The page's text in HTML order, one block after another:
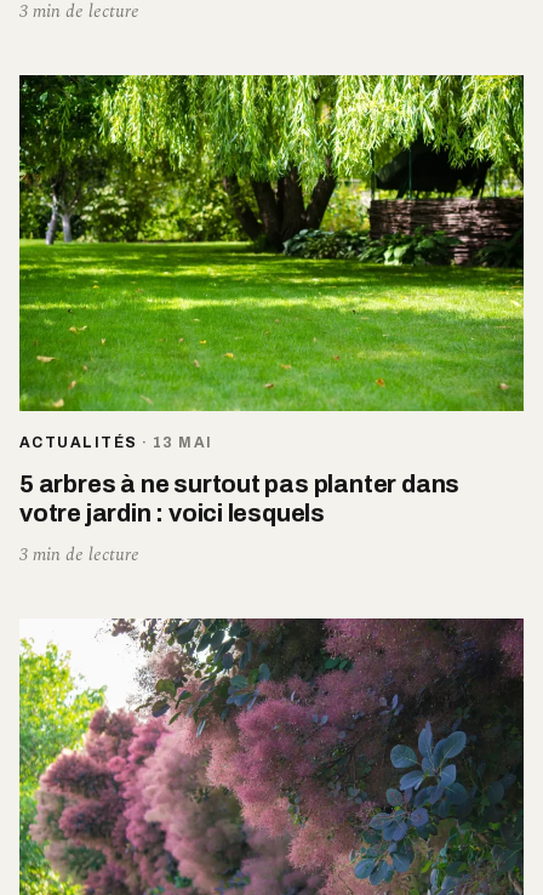
3 min de lecture
ACTUALITÉS · 13 MAI
5 arbres à ne surtout pas planter dans
votre jardin : voici lesquels
3 min de lecture